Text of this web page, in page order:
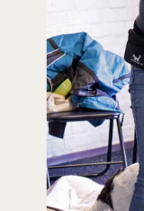
ett
tillskott